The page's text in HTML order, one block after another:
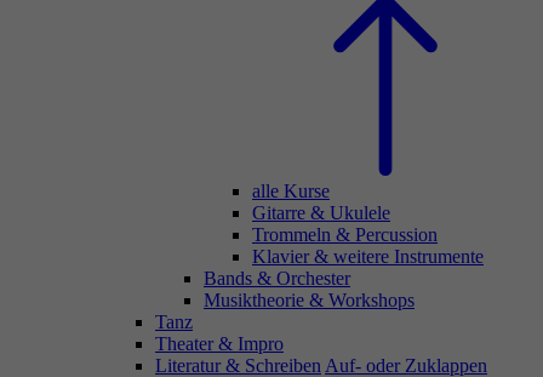
alle Kurse
Gitarre & Ukulele
Trommeln & Percussion
Klavier & weitere Instrumente
Bands & Orchester
Musiktheorie & Workshops
Tanz
Theater & Impro
Literatur & Schreiben Auf- oder Zuklappen